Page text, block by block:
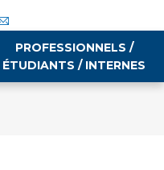
PROFESSIONNELS /
ÉTUDIANTS / INTERNES